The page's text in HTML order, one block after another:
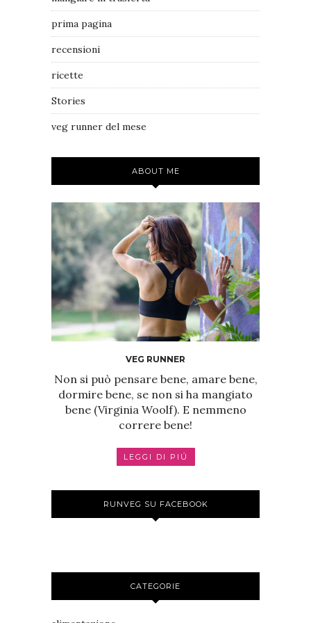
prima pagina
recensioni
ricette
Stories
veg runner del mese
ABOUT ME
VEG RUNNER
Non si può pensare bene, amare bene,
dormire bene, se non si ha mangiato
bene (Virginia Woolf). E nemmeno
correre bene!
LEGGI DI PIÚ
RUNVEG SU FACEBOOK
CATEGORIE